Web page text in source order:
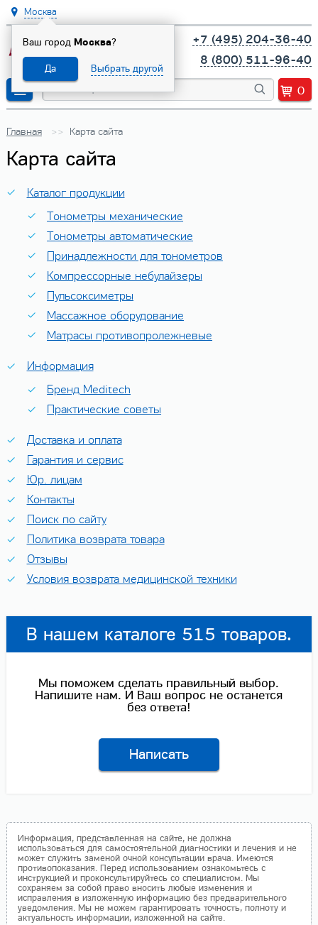
Москва
Ваш город Москва?
Да Выбрать другой
+7 (495) 204-36-40
8 (800) 511-96-40
0
Главная Карта сайта
Карта сайта
Каталог продукции
Тонометры механические
Тонометры автоматические
Принадлежности для тонометров
Компрессорные небулайзеры
Пульсоксиметры
Массажное оборудование
Матрасы противопролежневые
Информация
Бренд Мeditech
Практические советы
Доставка и оплата
Гарантия и сервис
Юр. лицам
Контакты
Поиск по сайту
Политика возврата товара
Отзывы
Условия возврата медицинской техники
В нашем каталоге 515 товаров.
Мы поможем сделать правильный выбор.
Напишите нам. И Ваш вопрос не останется
без ответа!
Написать
Информация, представленная на сайте, не должна
использоваться для самостоятельной диагностики и лечения и не
может служить заменой очной консультации врача. Имеются
противопоказания. Перед использованием ознакомьтесь с
инструкцией и проконсультируйтесь со специалистом. Мы
сохраняем за собой право вносить любые изменения и
исправления в изложенную информацию без предварительного
уведомления. Мы не можем гарантировать точность, полноту и
актуальность информации, изложенной на сайте.